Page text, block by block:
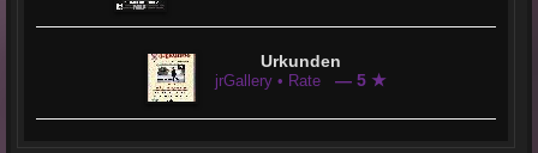
Urkunden
jrGallery • Rate — 5 ★